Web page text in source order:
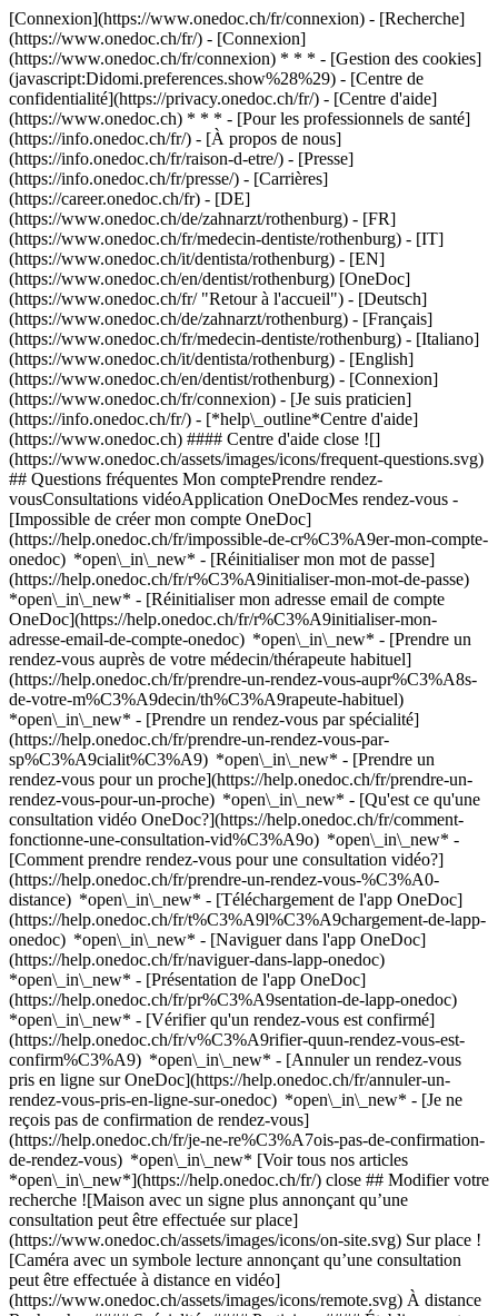
[Connexion](https://www.onedoc.ch/fr/connexion) - [Recherche]
(https://www.onedoc.ch/fr/) - [Connexion]
(https://www.onedoc.ch/fr/connexion) * * * - [Gestion des cookies]
(javascript:Didomi.preferences.show%28%29) - [Centre de
confidentialité](https://privacy.onedoc.ch/fr/) - [Centre d'aide]
(https://www.onedoc.ch) * * * - [Pour les professionnels de santé]
(https://info.onedoc.ch/fr/) - [À propos de nous]
(https://info.onedoc.ch/fr/raison-d-etre/) - [Presse]
(https://info.onedoc.ch/fr/presse/) - [Carrières]
(https://career.onedoc.ch/fr) - [DE]
(https://www.onedoc.ch/de/zahnarzt/rothenburg) - [FR]
(https://www.onedoc.ch/fr/medecin-dentiste/rothenburg) - [IT]
(https://www.onedoc.ch/it/dentista/rothenburg) - [EN]
(https://www.onedoc.ch/en/dentist/rothenburg) [OneDoc]
(https://www.onedoc.ch/fr/ "Retour à l'accueil") - [Deutsch]
(https://www.onedoc.ch/de/zahnarzt/rothenburg) - [Français]
(https://www.onedoc.ch/fr/medecin-dentiste/rothenburg) - [Italiano]
(https://www.onedoc.ch/it/dentista/rothenburg) - [English]
(https://www.onedoc.ch/en/dentist/rothenburg) - [Connexion]
(https://www.onedoc.ch/fr/connexion) - [Je suis praticien]
(https://info.onedoc.ch/fr/) - [*help\_outline*Centre d'aide]
(https://www.onedoc.ch) #### Centre d'aide close ![]
(https://www.onedoc.ch/assets/images/icons/frequent-questions.svg)
## Questions fréquentes Mon comptePrendre rendez-
vousConsultations vidéoApplication OneDocMes rendez-vous -
[Impossible de créer mon compte OneDoc]
(https://help.onedoc.ch/fr/impossible-de-cr%C3%A9er-mon-compte-
onedoc) *open\_in\_new* - [Réinitialiser mon mot de passe]
(https://help.onedoc.ch/fr/r%C3%A9initialiser-mon-mot-de-passe)
*open\_in\_new* - [Réinitialiser mon adresse email de compte
OneDoc](https://help.onedoc.ch/fr/r%C3%A9initialiser-mon-
adresse-email-de-compte-onedoc) *open\_in\_new* - [Prendre un
rendez-vous auprès de votre médecin/thérapeute habituel]
(https://help.onedoc.ch/fr/prendre-un-rendez-vous-aupr%C3%A8s-
de-votre-m%C3%A9decin/th%C3%A9rapeute-habituel)
*open\_in\_new* - [Prendre un rendez-vous par spécialité]
(https://help.onedoc.ch/fr/prendre-un-rendez-vous-par-
sp%C3%A9cialit%C3%A9) *open\_in\_new* - [Prendre un
rendez-vous pour un proche](https://help.onedoc.ch/fr/prendre-un-
rendez-vous-pour-un-proche) *open\_in\_new* - [Qu'est ce qu'une
consultation vidéo OneDoc?](https://help.onedoc.ch/fr/comment-
fonctionne-une-consultation-vid%C3%A9o) *open\_in\_new* -
[Comment prendre rendez-vous pour une consultation vidéo?]
(https://help.onedoc.ch/fr/prendre-un-rendez-vous-%C3%A0-
distance) *open\_in\_new* - [Téléchargement de l'app OneDoc]
(https://help.onedoc.ch/fr/t%C3%A9l%C3%A9chargement-de-lapp-
onedoc) *open\_in\_new* - [Naviguer dans l'app OneDoc]
(https://help.onedoc.ch/fr/naviguer-dans-lapp-onedoc)
*open\_in\_new* - [Présentation de l'app OneDoc]
(https://help.onedoc.ch/fr/pr%C3%A9sentation-de-lapp-onedoc)
*open\_in\_new* - [Vérifier qu'un rendez-vous est confirmé](https://help.onedoc.ch/fr/v%C3%A9rifier-quun-rendez-vous-est-confirm%C3%A9) *open\_in\_new* - [Annuler un rendez-vous pris en ligne sur OneDoc](https://help.onedoc.ch/fr/annuler-un-rendez-vous-pris-en-ligne-sur-onedoc) *open\_in\_new* - [Je ne reçois pas de confirmation de rendez-vous](https://help.onedoc.ch/fr/je-ne-re%C3%A7ois-pas-de-confirmation-de-rendez-vous) *open\_in\_new* [Voir tous nos articles *open\_in\_new*](https://help.onedoc.ch/fr/) close ## Modifier votre recherche ![Maison avec un signe plus annonçant qu’une consultation peut être effectuée sur place](https://www.onedoc.ch/assets/images/icons/on-site.svg) Sur place ![Caméra avec un symbole lecture annonçant qu’une consultation peut être effectuée à distance en vidéo](https://www.onedoc.ch/assets/images/icons/remote.svg) À distance Rechercher #### Spécialités #### Praticiens #### Établissements edit Médecin-dentiste à Rothenburg tune Filtrer par Nouveaux patients*keyboard\_arrow\_down* - Acceptés*check\_circle* Langue parlée*keyboard\_arrow\_down* - Albanais*check\_circle* - Allemand*check\_circle* - Anglais*check\_circle* - Arabe*check\_circle* - Bosniaque*check\_circle* - Croate*check\_circle* - Danois*check\_circle* - Espagnol*check\_circle* - Français*check\_circle* - Grec*check\_circle* - Italien*check\_circle* - Macédonien*check\_circle* - Norvégien*check\_circle* - Portugais*check\_circle* - Romanche*check\_circle* - Roumain*check\_circle* - Russe*check\_circle* - Serbe*check\_circle* - Suédois*check\_circle* - Thaï*check\_circle* - Turc*check\_circle* Sexe*keyboard\_arrow\_down* - Femme*check\_circle* - Homme*check\_circle* Disponibilité*keyboard\_arrow\_down* - Disponible aujourdhui*check\_circle* - Dans les 3 prochains jours*check\_circle* - Dans les 7 prochains jours*check\_circle* - Dans les 14 prochains jours*check\_circle* # Médecin-dentiste à Rothenburg: prenez rendez-vous en ligne aujourd'hui ## 1 résultat à Rothenburg [![Dr. med. Uwe Busch, médecin-dentiste à Rothenburg](https://assets.onedoc.ch/images/users/65bafcfde062e6932945c0a3f0787fc2ca1ea3bd271f626b29baa75d871eb0b1-small.png "Dr. med. Uwe Busch, médecin-dentiste à Rothenburg")](https://www.onedoc.ch/fr/medecin-dentiste/rothenburg/pcww5/dr-med-uwe-busch) ### [Dr. med. Uwe Busch](https://www.onedoc.ch/fr/medecin-dentiste/rothenburg/pcww5/dr-med-uwe-busch) ![Badge indiquant un profil vérifié](https://www.onedoc.ch/assets/images/icons/checkmark.svg) Médecin-dentiste [Zahnarzt Rothenburg - dental focus](https://www.onedoc.ch/fr/cabinet-dentaire/rothenburg/ebcud/zahnarzt-rothenburg-dental-focus) Stationsstrasse 6A 6023 Rothenburg ![Icône patient avec un signe plus annonçant que le professionnel accepte de nouveaux patients](https://www.onedoc.ch/assets/images/icons/new-patients.svg)Accepte les nouveaux patients [Réserver un RDV](https://www.onedoc.ch/fr/medecin-dentiste/rothenburg/pcww5/dr-med-uwe-busch) *chevron\_left* lun. 03 août *chevron\_right* Voir plus de rendez-vous *error\_outline* Une erreur s'est produite lors du chargement des disponibilités [Réessayer](https://www.onedoc.ch) ## __Médecins-dentistes__: d'autres spécialistes sont réservables en ligne dans les environs de __Rothenburg__ [![Dr. med. dent. Konstantinos Tokmakidis, médecin-dentiste à Adligenswil](https://assets.onedoc.ch/images/users/4a77b60735760ffebe3ec5ac1865c34c4b759c794d3ed7edf21c42f6c0faeec1-small.jpg "Dr. med. dent. Konstantinos Tokmakidis, médecin-dentiste à Adligenswil")](https://www.onedoc.ch/fr/medecin-dentiste/adligenswil/pc05u/dr-med-dent-konstantinos-tokmakidis) ### [Dr. med. dent. Konstantinos Tokmakidis](https://www.onedoc.ch/fr/medecin-dentiste/adligenswil/pc05u/dr-med-dent-konstantinos-tokmakidis) ![Badge indiquant un profil vérifié](https://www.onedoc.ch/assets/images/icons/checkmark.svg) [Médecin-dentiste](https://www.onedoc.ch/fr/medecin-dentiste/adligenswil) [Praxis in Adligenswil](https://www.onedoc.ch/fr/cabinet-dentaire/adligenswil/ebeb7/praxis-in-adligenswil) Obgardirain 7 6043 Adligenswil ![Icône patient avec un signe plus annonçant que le professionnel accepte de nouveaux patients](https://www.onedoc.ch/assets/images/icons/new-patients.svg)Accepte les nouveaux patients [Réserver un RDV](https://www.onedoc.ch/fr/medecin-dentiste/adligenswil/pc05u/dr-med-dent-konstantinos-tokmakidis) *chevron\_left* lun. 03 août *chevron\_right* Voir plus de rendez-vous *error\_outline* Une erreur s'est produite lors du chargement des disponibilités [Réessayer](https://www.onedoc.ch) [![Dr. med. dent. Joel Glökler, médecin-dentiste à Risch-Rotkreuz](https://assets.onedoc.ch/images/users/94f85627182de17ec58a23d9845ae2fa2c9c6c84fe3f3b91b7fb3f24e1c9af4d-small.jpg "Dr. med. dent. Joel Glökler, médecin-dentiste à Risch-Rotkreuz")](https://www.onedoc.ch/fr/medecin-dentiste/risch-rotkreuz/pc26k/dr-med-dent-joel-glokler) ### [Dr. med. dent. Joel Glökler](https://www.onedoc.ch/fr/medecin-dentiste/risch-rotkreuz/pc26k/dr-med-dent-joel-glokler) ![Badge indiquant un profil vérifié](https://www.onedoc.ch/assets/images/icons/checkmark.svg) [Médecin-dentiste](https://www.onedoc.ch/fr/medecin-dentiste/risch-rotkreuz) [Adent - Rotkreuz](https://www.onedoc.ch/fr/cabinet-dentaire/risch-rotkreuz/e9x5/adent-rotkreuz) Buonaserstrasse 7 6343 Risch-Rotkreuz ![Icône patient avec un signe plus annonçant que le professionnel accepte de nouveaux patients](https://www.onedoc.ch/assets/images/icons/new-patients.svg)Accepte les nouveaux patients [Réserver un RDV](https://www.onedoc.ch/fr/medecin-dentiste/risch-rotkreuz/pc26k/dr-med-dent-joel-glokler) Expertises:[Couronne dentaire](https://www.onedoc.ch/fr/couronne-dentaire/risch-rotkreuz), [Extraction dentaire | Dents de sagesse](https://www.onedoc.ch/fr/extraction-dentaire-dents-de-sagesse/risch-rotkreuz), [Implant dentaire](https://www.onedoc.ch/fr/implant-dentaire/risch-rotkreuz), [Infection dentaire | Rage de dents](https://www.onedoc.ch/fr/infection-dentaire-rage-de-dents/risch-rotkreuz), [Parodontologie | Soin des gencives | Déchaussement des dents](https://www.onedoc.ch/fr/parodontologie-soin-des-gencives-dechaussement-des-dents/risch-rotkreuz), [Chirurgie buccale ou orale pédiatrique](https://www.onedoc.ch/fr/chirurgie-buccale-ou-orale-pediatrique/risch-rotkreuz), [Prothèse dentaire | Stellite dentaire](https://www.onedoc.ch/fr/prothese-dentaire-stellite-dentaire/risch-rotkreuz), [Carie](https://www.onedoc.ch/fr/carie/risch-rotkreuz)Voir plus *chevron\_left* lun. 03 août *chevron\_right* Voir plus de rendez-vous *error\_outline* Une erreur s'est produite lors du chargement des disponibilités [Réessayer](https://www.onedoc.ch) Expertises:[Couronne dentaire](https://www.onedoc.ch/fr/couronne-dentaire/risch-rotkreuz), [Extraction dentaire | Dents de sagesse](https://www.onedoc.ch/fr/extraction-dentaire-dents-de-sagesse/risch-rotkreuz), [Implant dentaire](https://www.onedoc.ch/fr/implant-dentaire/risch-rotkreuz), [Infection dentaire | Rage de dents](https://www.onedoc.ch/fr/infection-dentaire-rage-de-dents/risch-rotkreuz), [Parodontologie | Soin des gencives | Déchaussement des dents](https://www.onedoc.ch/fr/parodontologie-soin-des-gencives-dechaussement-des-dents/risch-rotkreuz), [Chirurgie buccale ou orale pédiatrique](https://www.onedoc.ch/fr/chirurgie-buccale-ou-orale-pediatrique/risch-rotkreuz), [Prothèse dentaire | Stellite dentaire](https://www.onedoc.ch/fr/prothese-dentaire-stellite-dentaire/risch-rotkreuz), [Carie](https://www.onedoc.ch/fr/carie/risch-rotkreuz)Voir plus [![Dr. Silvia Per, médecin-dentiste à Risch-Rotkreuz](https://assets.onedoc.ch/images/users/b43fbe33fc345b3e08297440934aa8bd36159ee0d94c3cc0511572954743cb1a-small.png "Dr. Silvia Per, médecin-dentiste à Risch-Rotkreuz")](https://www.onedoc.ch/fr/medecin-dentiste/risch-rotkreuz/pcu20/dr-silvia-per) ### [Dr. Silvia Per](https://www.onedoc.ch/fr/medecin-dentiste/risch-rotkreuz/pcu20/dr-silvia-per) ![Badge indiquant un profil vérifié](https://www.onedoc.ch/assets/images/icons/checkmark.svg) [Médecin-dentiste](https://www.onedoc.ch/fr/medecin-dentiste/risch-rotkreuz) [Adent - Rotkreuz](https://www.onedoc.ch/fr/cabinet-dentaire/risch-rotkreuz/e9x5/adent-rotkreuz) Buonaserstrasse 7 6343 Risch-Rotkreuz ![Icône patient avec un signe plus annonçant que le professionnel accepte de nouveaux patients](https://www.onedoc.ch/assets/images/icons/new-patients.svg)Accepte les nouveaux patients [Réserver un RDV](https://www.onedoc.ch/fr/medecin-dentiste/risch-rotkreuz/pcu20/dr-silvia-per) Expertises:[Carie](https://www.onedoc.ch/fr/carie/risch-rotkreuz), [Infection dentaire | Rage de dents](https://www.onedoc.ch/fr/infection-dentaire-rage-de-dents/risch-rotkreuz), [Pédodontie | Dentiste pédiatrique](https://www.onedoc.ch/fr/pedodontie-dentiste-pediatrique/risch-rotkreuz), [Extraction dentaire | Dents de sagesse](https://www.onedoc.ch/fr/extraction-dentaire-dents-de-sagesse/risch-rotkreuz), [Couronne dentaire](https://www.onedoc.ch/fr/couronne-dentaire/risch-rotkreuz), [Implant dentaire](https://www.onedoc.ch/fr/implant-dentaire/risch-rotkreuz), [Parodontologie | Soin des gencives | Déchaussement des dents](https://www.onedoc.ch/fr/parodontologie-soin-des-gencives-dechaussement-des-dents/risch-rotkreuz), [Prothèse dentaire | Stellite dentaire](https://www.onedoc.ch/fr/prothese-dentaire-stellite-dentaire/risch-rotkreuz)Voir plus Expertises:[Carie](https://www.onedoc.ch/fr/carie/risch-rotkreuz), [Infection dentaire | Rage de dents](https://www.onedoc.ch/fr/infection-dentaire-rage-de-dents/risch-rotkreuz), [Pédodontie | Dentiste pédiatrique](https://www.onedoc.ch/fr/pedodontie-dentiste-pediatrique/risch-rotkreuz), [Extraction dentaire | Dents de sagesse](https://www.onedoc.ch/fr/extraction-dentaire-dents-de-sagesse/risch-rotkreuz), [Couronne dentaire](https://www.onedoc.ch/fr/couronne-dentaire/risch-rotkreuz), [Implant dentaire](https://www.onedoc.ch/fr/implant-dentaire/risch-r